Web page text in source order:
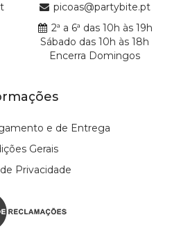
picoas@partybite.pt
2ª a 6ª das 10h às 19h
Sábado das 10h às 18h
Encerra Domingos
e de Entrega
Gerais
Privacidade